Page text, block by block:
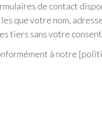
de contact
que votre nom,
tiers sans votre
à notre